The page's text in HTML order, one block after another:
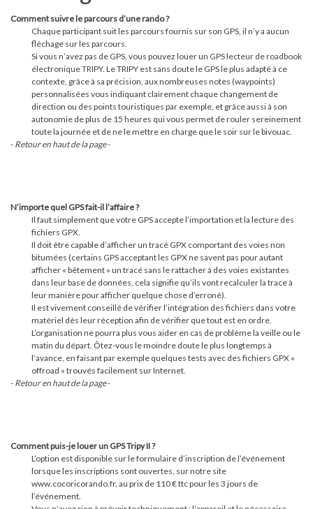
Comment suivre le parcours d’une rando ?
Chaque participant suit les parcours fournis sur son GPS, il n’y a aucun
fléchage sur les parcours.
Si vous n’avez pas de GPS, vous pouvez louer un GPS lecteur de roadbook
électronique TRIPY. Le TRIPY est sans doute le GPS le plus adapté à ce
contexte, grâce à sa précision, aux nombreuses notes (waypoints)
personnalisées vous indiquant clairement chaque changement de
direction ou des points touristiques par exemple, et grâce aussi à son
autonomie de plus de 15 heures qui vous permet de rouler sereinement
toute la journée et de ne le mettre en charge que le soir sur le bivouac.
- Retour en haut de la page-
N’importe quel GPS fait-il l’affaire ?
Il faut simplement que votre GPS accepte l’importation et la lecture des
fichiers GPX.
Il doit être capable d’afficher un tracé GPX comportant des voies non
bitumées (certains GPS acceptant les GPX ne savent pas pour autant
afficher « bêtement » un tracé sans le rattacher à des voies existantes
dans leur base de données, cela signifie qu’ils vont recalculer la trace à
leur manière pour afficher quelque chose d’erroné).
Il est vivement conseillé de vérifier l’intégration des fichiers dans votre
matériel dès leur réception afin de vérifier que tout est en ordre.
L’organisation ne pourra plus vous aider en cas de problème la veille ou le
matin du départ. Ôtez-vous le moindre doute le plus longtemps à
l’avance, en faisant par exemple quelques tests avec des fichiers GPX «
offroad » trouvés facilement sur Internet.
- Retour en haut de la page-
Comment puis-je louer un GPS Tripy II ?
L’option est disponible sur le formulaire d’inscription de l’événement
lorsque les inscriptions sont ouvertes, sur notre site
www.cocoricorando.fr, au prix de 110 € ttc pour les 3 jours de
l’événement.